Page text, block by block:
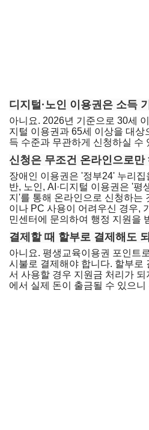
디지털·노인 이용권은 소득
아니요. 2026년 기준으로 30세
지털 이용권과 65세 이상을 대상
득 수준과 무관하게 신청하실 수
신청은 무조건 온라인으로만
장애인 이용권은 '정부24' 누리
반, 노인, AI·디지털 이용권은 '평
지'를 통해 온라인으로 신청하는
이나 PC 사용이 어려우신 경우,
민센터에 문의하여 행정 지원을
결제할 때 할부로 결제해도
아니요. 평생교육이용권 포인트
시불로 결제해야 합니다. 할부로
서 사용할 경우 지원금 처리가
에서 실제 돈이 출금될 수 있으